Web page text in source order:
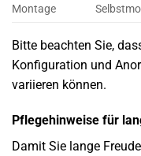
Montage
Bitte beachten Sie,
Konfiguration und
variieren können.
Pflegehinweise für
Damit Sie lange